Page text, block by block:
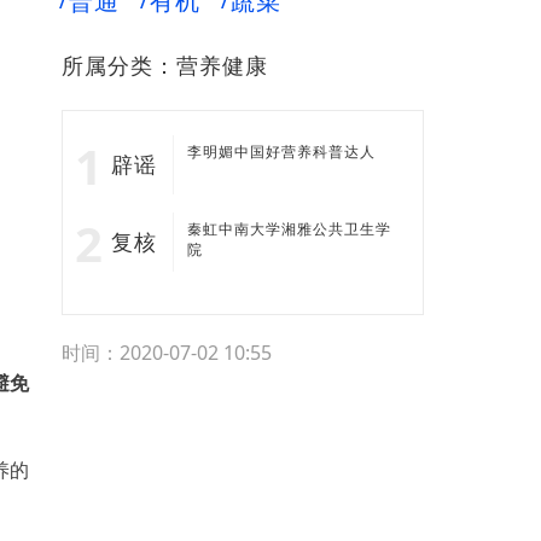
免
的
所属分类： 营养健康
辟谣 李明媚中国好营养科普达人
复核
秦虹中南大学湘雅公共卫生学
院
时间：2020-07-02 10:55